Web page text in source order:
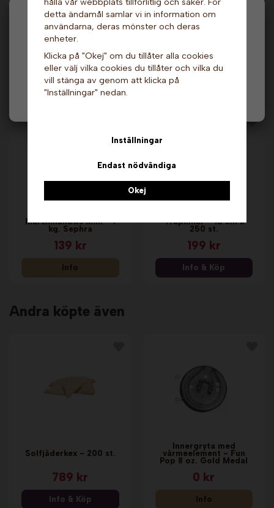
Hej och välkommen till Gottes!
Hos oss får alla handla men välj privatperson (inkl.
moms) eller företag (exkl. moms) för hur våra priser
ska visas.
Privat
Marshmallows - Halal
1 kg. Sephra
139 kr
Info
19 kr
Marshmallows Mini - 1
kg. Sephra
139 kr
Info
Träpinnar - 15 cm x
250 st.
199 kr
Info & Köp
Andra köpte även
Solfjäderkex - 200 st.
789 kr
Info & Köp
Innergryta med
värmeelement - Fun
Pop 8 oz. Gold Medal
0 kr
Info
detta ändamål samlar vi in information om
användarna, deras mönster och deras
enheter.
Klicka på "Okej" om du tillåter alla cookies
eller välj vilka cookies du tillåter och vilka du
vill stänga av genom att klicka på
"Inställningar" nedan.
Inställningar
Endast nödvändiga
Okej